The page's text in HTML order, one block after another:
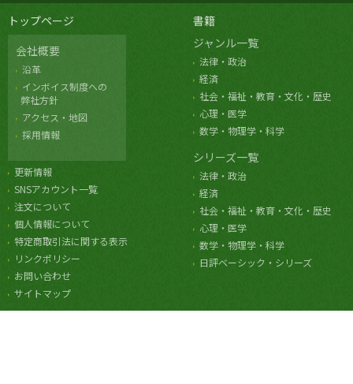
トップページ
会社概要
沿革
インボイス制度への
弊社方針
アクセス・地図
採用情報
更新情報
SNSアカウント一覧
注文について
個人情報について
特定商取引法に関する表示
リンクポリシー
お問い合わせ
サイトマップ
書籍
ジャンル一覧
法律・政治
経済
社会・福祉・教育・文化・歴史
心理・医学
数学・物理学・科学
シリーズ一覧
法律・政治
経済
社会・福祉・教育・文化・歴史
心理・医学
数学・物理学・科学
日評ベーシック・シリーズ